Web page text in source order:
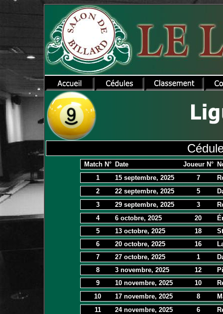
Match N° Date Joueur N°
1
15 septembre, 2025 7
2
22 septembre, 2025 5
3
29 septembre, 2025 3
4
6 octobre, 2025 20
5
13 octobre, 2025 18
6
20 octobre, 2025 16
7
27 octobre, 2025 1
8
3 novembre, 2025 12
9
10 novembre, 2025 10
10
17 novembre, 2025 8
11
24 novembre, 2025 6